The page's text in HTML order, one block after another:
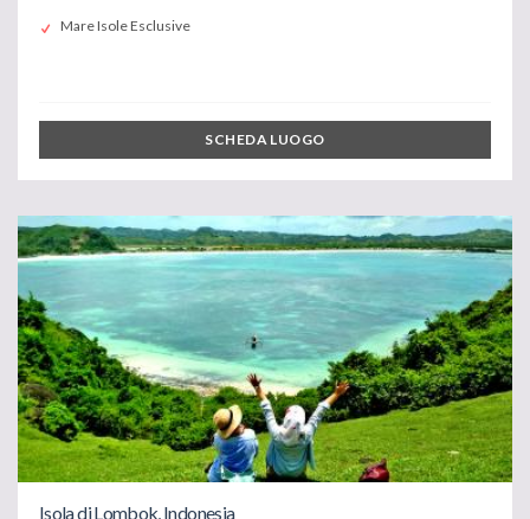
Mare Isole Esclusive
SCHEDA LUOGO
Isola di Lombok, Indonesia